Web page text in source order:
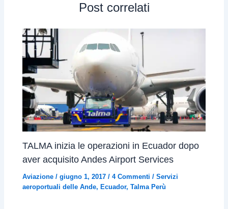
Post correlati
TALMA inizia le operazioni in Ecuador dopo
aver acquisito Andes Airport Services
Aviazione /giugno 1, 2017/4 Commenti /Servizi
aeroportuali delle Ande, Ecuador,Talma Perù